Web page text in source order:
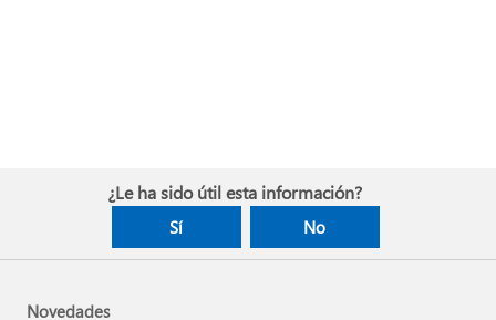
¿Le ha sido útil esta información?
Sí No
Novedades